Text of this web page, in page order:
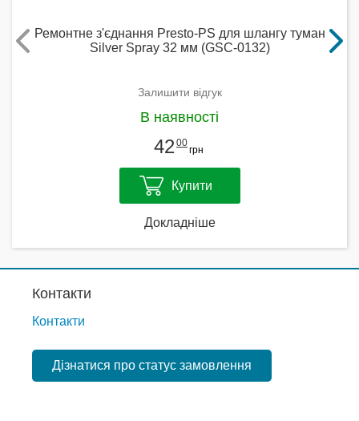
Ремонтне з'єднання Presto-PS для шлангу туман
Silver Spray 32 мм (GSC-0132)
Залишити відгук
В наявності
42 00
грн
Купити
Докладніше
Контакти
Контакти
Дізнатися про статус замовлення